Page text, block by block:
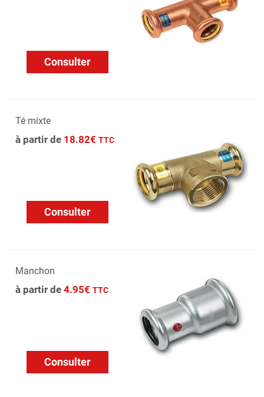
Consulter
Té mixte
à partir de 18.82€ TTC
Consulter
Manchon
à partir de 4.95€ TTC
Consulter